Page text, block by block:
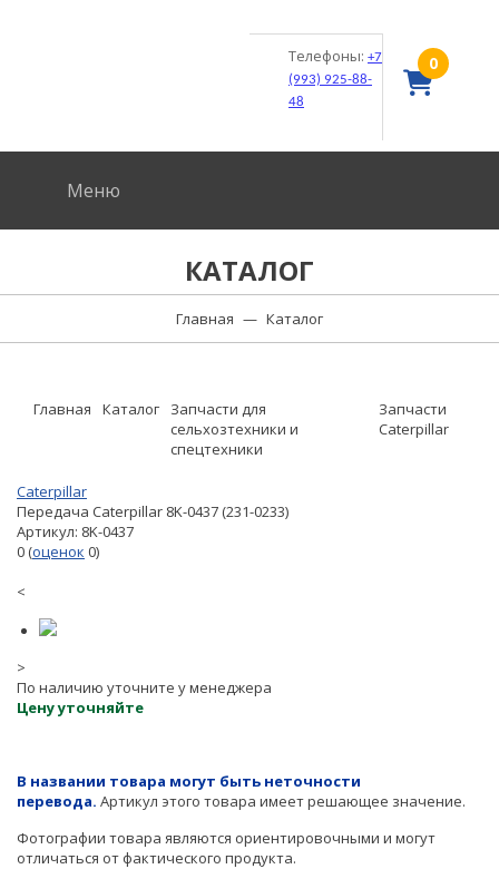
Телефоны: +7
(993) 925-88-
48
0
Меню
КАТАЛОГ
Главная — Каталог
Главная Каталог
Запчасти для
сельхозтехники и
спецтехники
Запчасти
Caterpillar
Caterpillar
Передача Caterpillar 8K-0437 (231-0233)
Артикул: 8K-0437
0 (оценок 0)
<
>
По наличию уточните у менеджера
Цену уточняйте
В названии товара могут быть неточности
перевода. Артикул этого товара имеет решающее значение.
Фотографии товара являются ориентировочными и могут
отличаться от фактического продукта.